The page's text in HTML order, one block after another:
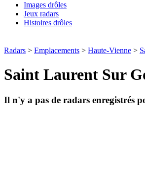
Images drôles
Jeux radars
Histoires drôles
Radars > Emplacements > Haute-Vienne >
Saint Laurent Sur
Il n'y a pas de radars enregistrés